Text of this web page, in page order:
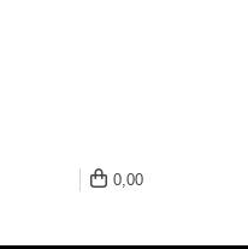
0,00